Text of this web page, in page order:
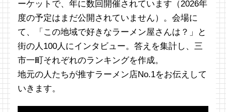
ーケットで、年に数回開催されています（2026年
度の予定はまだ公開されていません）。会場に
て、「この地域で好きなラーメン屋さんは？」と
街の人100人にインタビュー。答えを集計し、三
市一町それぞれのランキングを作成。
地元の人たちが推すラーメン店No.1をお伝えして
いきます。